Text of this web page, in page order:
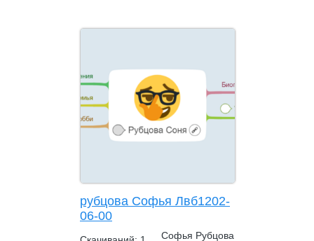
рубцова Софья Лвб1202-
06-00
Софья Рубцова